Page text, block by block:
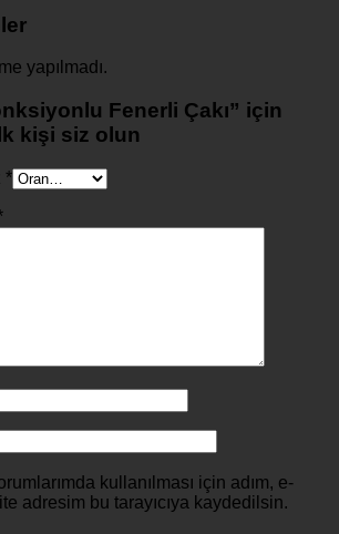
yapılmadı.
Fenerli Çakı” için
kişi siz olun
*
kullanılması için adım, e-
adresim bu tarayıcıya kaydedilsin.